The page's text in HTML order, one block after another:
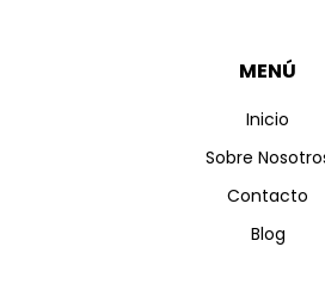
MENÚ
Inicio
Sobre
Contacto
Blog